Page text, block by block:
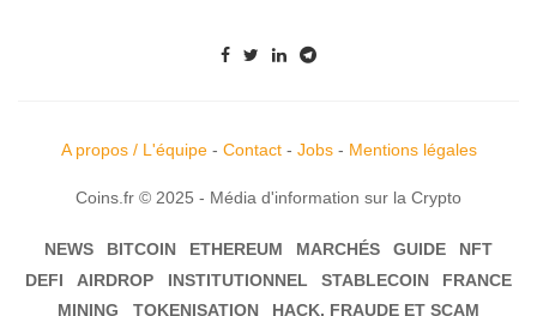
A propos / L'équipe- Contact- Jobs- Mentions légales
Coins.fr © 2025 - Média d'information sur la Crypto
NEWS BITCOIN ETHEREUM MARCHÉS GUIDE
NFT
DEFI
AIRDROP INSTITUTIONNEL STABLECOIN
FRANCE
MINING
TOKENISATION HACK, FRAUDE ET SCAM